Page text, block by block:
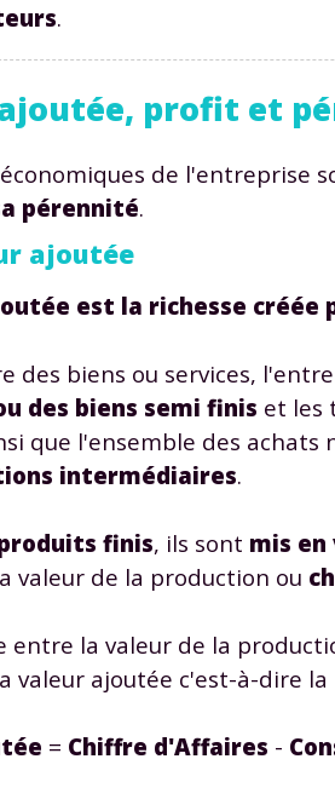
.
profit et
de l'entreprise
pérennité.
ajoutée
est la richesse créée
des biens ou services,
des biens semi finis et les
que l'ensemble des
intermédiaires.
finis, ils sont mis en
valeur de la production ou
entre la valeur de la
valeur ajoutée c'est-à-dire
= Chiffre d'Affaires -